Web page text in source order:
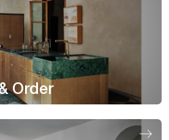
Order